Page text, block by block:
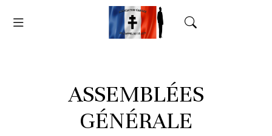
ASSEMBLÉES
GÉNÉRALE